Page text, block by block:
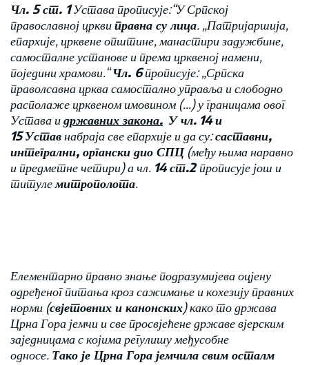
Чл. 5 ст. 1Устава прописује:“У Српској
православној црквиправна су лица. „Патријаршија,
епархије, црквене општине, манастири задужбине,
самосталне установе и према црквеној намени,
поједини храмови.“Чл. 6прописује: „Српска
праволсавна црква самостално управља и слободно
располаже црквеном имовином (…) у границама овог
Устава идржавних закона. У чл. 14 и
15 Уставнабраја све епархије и да су:саставни,
интегрални, органски дио СПЦ(међу њима наравно
и предметне четири) а чл. 14 ст.2 прописује још и
титулемитрополота.
Елементарно правно знање подразумијева оцјену
одређеног питања кроз сажимање и кохезију правних
норми (свјетовних и канонских) како то држава
Црна Гора јемчи и све просвјећене државе вјерским
заједницама с којима регулишу међусобне
односе. Тако је Црна Гора јемчила свим осталм